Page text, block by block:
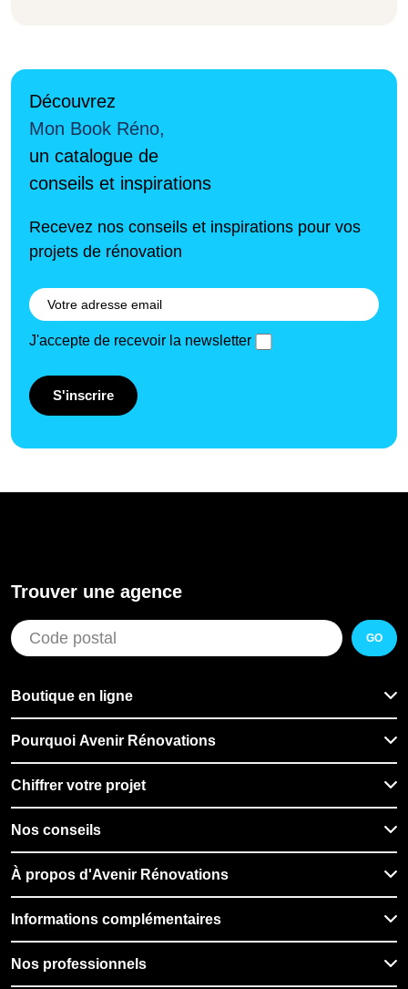
Découvrez
Mon Book Réno,
un catalogue de
conseils et inspirations
Recevez nos conseils et inspirations pour vos
projets de rénovation
J'accepte de recevoir la newsletter
S'inscrire
Trouver une agence
GO
Boutique en ligne
Pourquoi Avenir Rénovations
Chiffrer votre projet
Nos conseils
À propos d'Avenir Rénovations
Informations complémentaires
Nos professionnels